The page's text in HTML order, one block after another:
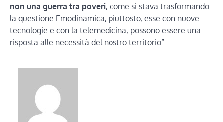
non una guerra tra poveri, come si stava trasformando
la questione Emodinamica, piuttosto, esse con nuove
tecnologie e con la telemedicina, possono essere una
risposta alle necessità del nostro territorio”.